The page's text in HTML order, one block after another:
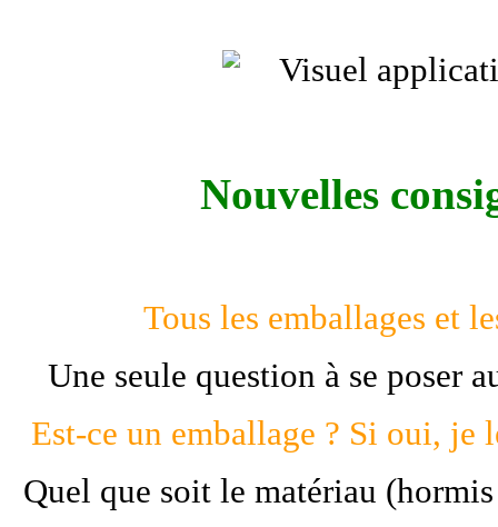
Nouvelles
Tous les emballages et
Une seule question à se poser
Est-ce un emballage ? Si oui, je
Quel que soit le matériau